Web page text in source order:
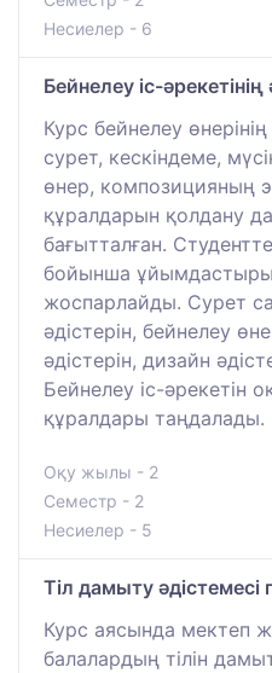
Несиелер - 6
Бейнелеу іс-
Курс бейнелеу
сурет, кескіндеме,
өнер, композицияның
құралдарын қолдану
бағытталған.
бойынша
жоспарлайды. Сурет
әдістерін, бейнелеу
әдістерін, дизайн
Бейнелеу іс-әрекетін
құралдары таңдалады.
Оқу жылы - 2
Семестр - 2
Несиелер - 5
Тіл дамыту
Курс аясында мектеп
балалардың тілін